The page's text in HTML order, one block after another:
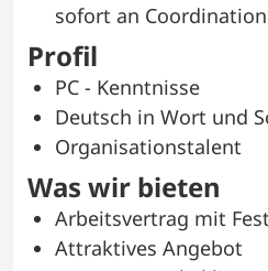
sofort an
Profil
PC - Kenntnisse
Deutsch in Wort und
Organisationstalent
Was wir bieten
Arbeitsvertrag mit
Attraktives Angebot